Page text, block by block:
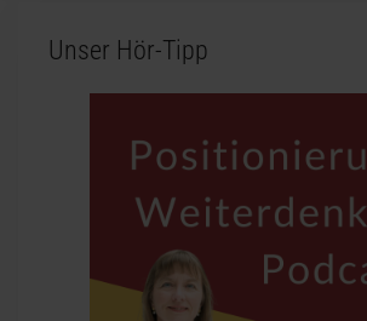
Unser Hör-Tipp